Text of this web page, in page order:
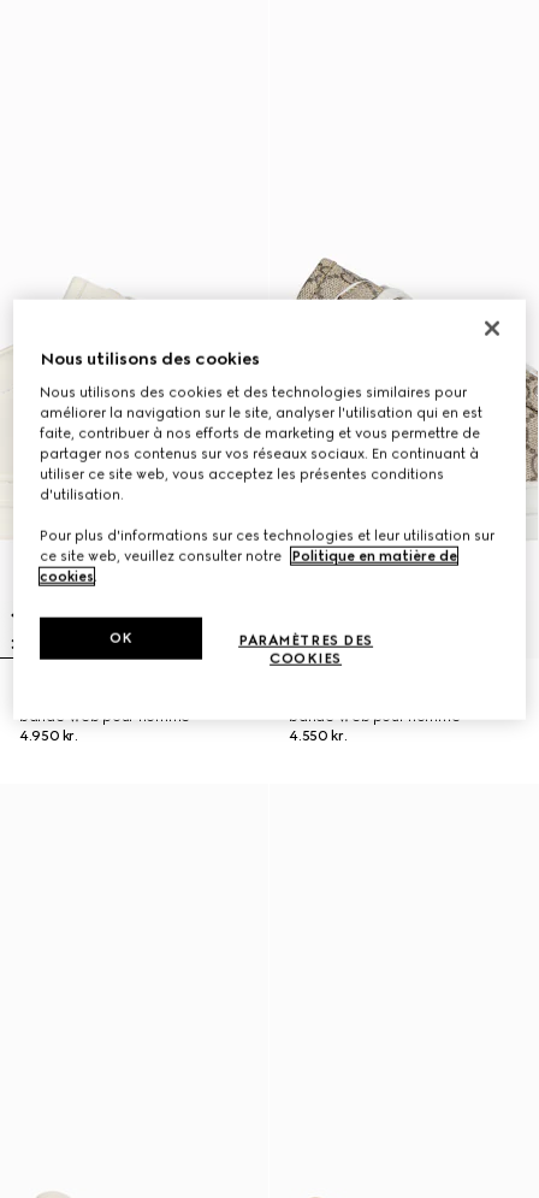
bande Web pour homme
4.950 kr.
bande Web pour homme
4.550 kr.
Nous utilisons des cookies
Nous utilisons des cookies et des technologies similaires pour
améliorer la navigation sur le site, analyser l'utilisation qui en est
faite, contribuer à nos efforts de marketing et vous permettre de
partager nos contenus sur vos réseaux sociaux. En continuant à
utiliser ce site web, vous acceptez les présentes conditions
d'utilisation.
Pour plus d'informations sur ces technologies et leur utilisation sur
ce site web, veuillez consulter notre
Politique en matière de
cookies.
PARAMÈTRES DES
COOKIES
OK